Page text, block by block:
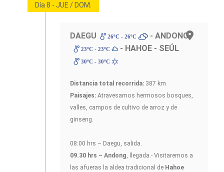
Día 8 - JUE / DOM.
DAEGU 26ºC - 26ºC - ANDONG
23ºC - 23ºC - HAHOE - SEÚL
30ºC - 30ºC
Distancia total recorrida: 387 km
Paisajes: Atravesamos hermosos bosques,
valles, campos de cultivo de arroz y de
ginseng.
08:00 hrs – Daegu, salida.
09.30 hrs – Andong, llegada.- Visitaremos a
las afueras la aldea tradicional de Hahoe